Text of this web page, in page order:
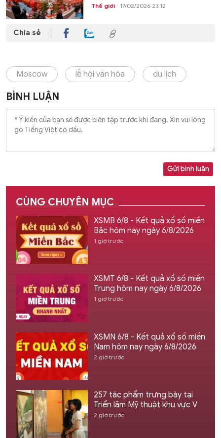
Thế giới 17/02/2026 23:12
Chia sẻ
Moscow lễ hội văn hóa du lịch
BÌNH LUẬN
Gửi bình luận
CÙNG CHUYÊN MỤC
XSMB 6/8 - Kết quả xổ số miền
Bắc hôm nay ngày 6/8/2026
1 giờ trước
XSMT 6/8 - Kết quả xổ số miền
Trung hôm nay ngày 6/8/2026
1 giờ trước
XSMN 6/8 - Kết quả xổ số miền
Nam hôm nay ngày 6/8/2026
2 giờ trước
257 tác phẩm trưng bày tại
Triển lãm Mỹ thuật khu vực V
2 giờ trước